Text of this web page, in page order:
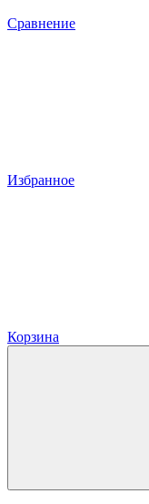
Сравнение
Избранное
Корзина